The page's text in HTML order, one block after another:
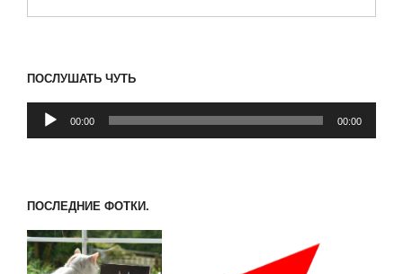
ПОСЛУШАТЬ ЧУТЬ
Аудиоплеер
00:00 00:00
ПОСЛЕДНИЕ ФОТКИ.